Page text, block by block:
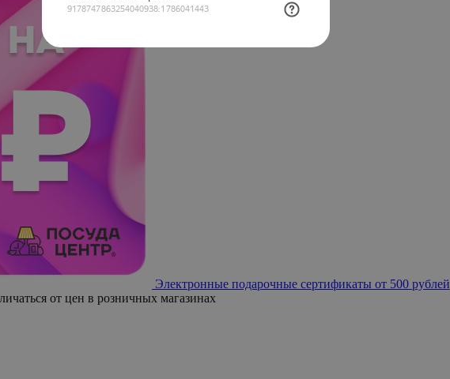
Электронные подарочные сертификаты от 500 рублей
от цен в розничных магазинах